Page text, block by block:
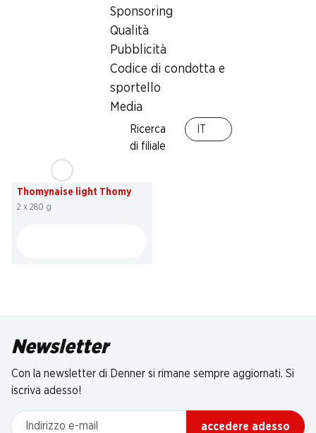
Sponsoring
Qualità
Pubblicità
Codice di condotta e
sportello
Media
Ricerca
di filiale
a spicchi, marinati, 600 g
2 x 265 g
invece di 5.90
Thomynaise light Thomy
2 x 280 g
Newsletter
Con la newsletter di Denner si rimane sempre aggiornati. Si
iscriva adesso!
Indirizzo e-mail
accedere adesso